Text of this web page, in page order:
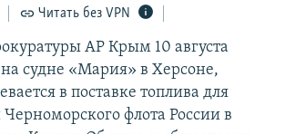
Читать без VPN
АР Крым 10 августа
судне «Мария» в Херсоне,
в поставке топлива для
флота России в